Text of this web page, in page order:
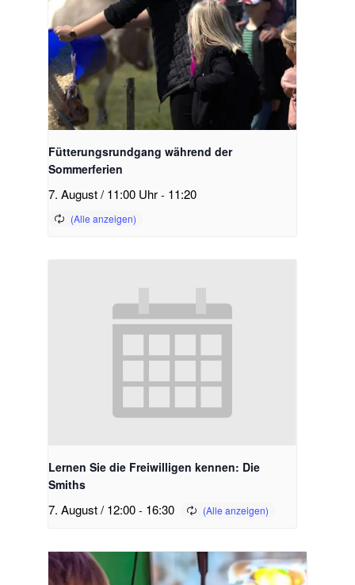
Fütterungsrundgang während der
Sommerferien
7. August / 11:00 Uhr- 11:20
Lernen Sie die Freiwilligen kennen: Die
Smiths
7. August / 12:00- 16:30